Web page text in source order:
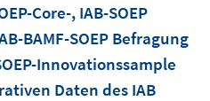
Core-, IAB-SOEP
BAMF-SOEP Befragung
Innovationssample
Daten des IAB